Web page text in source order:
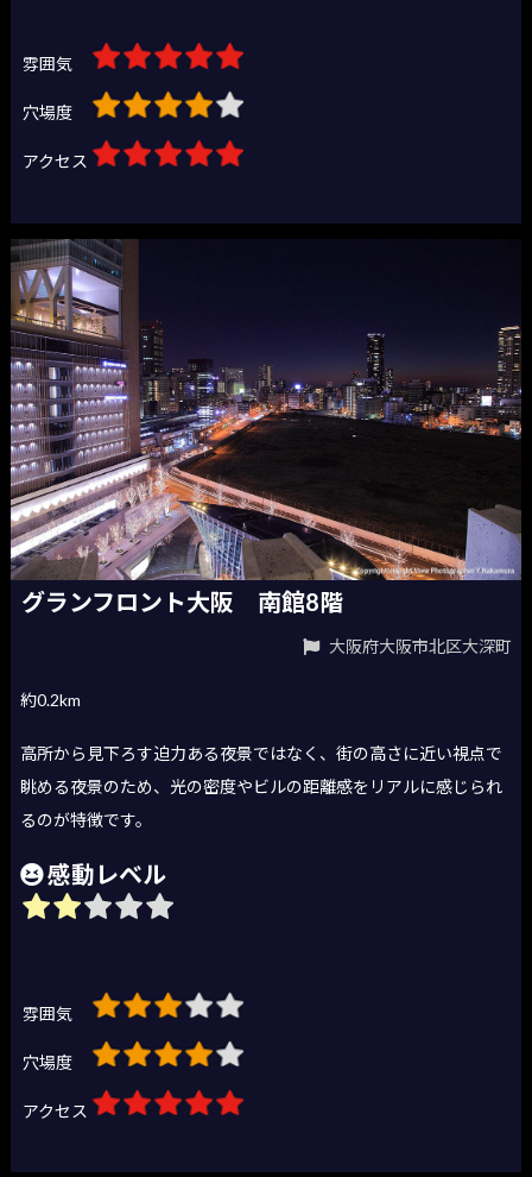
雰囲気
穴場度
アクセス
グランフロント大阪 南館8階
大阪府大阪市北区大深町
約0.2km
高所から見下ろす迫力ある夜景ではなく、街の高さに近い視点で
眺める夜景のため、光の密度やビルの距離感をリアルに感じられ
るのが特徴です。
感動レベル
雰囲気
穴場度
アクセス